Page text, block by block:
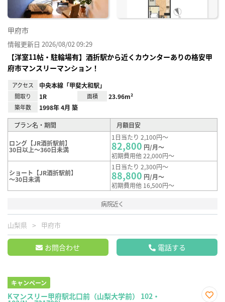
甲府市
情報更新日 2026/08/02 09:29
【洋室11帖・駐輪場有】酒折駅から近くカウンターありの格安甲
府市マンスリーマンション！
アクセス 中央本線「甲斐大和駅」
間取り 1R 面積 23.96m²
築年数 1998年 4月 築
プラン名・期間 月額目安
ロング【JR酒折駅前】
30日以上～360日未満
1日当たり 2,100円～
82,800 円/月～
初期費用他 22,000円～
ショート【JR酒折駅前】
～30日未満
1日当たり 2,300円～
88,800 円/月～
初期費用他 16,500円～
病院近く
山梨県 甲府市
お問合わせ 電話する
キャンペーン
Kマンスリー甲府駅北口前（山梨大学前） 102・